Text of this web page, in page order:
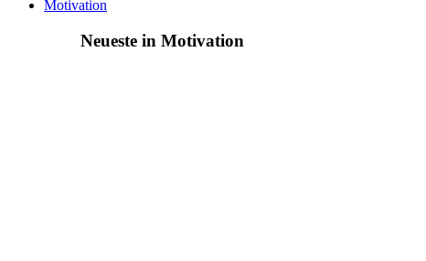
Motivation
Neueste in Motivation